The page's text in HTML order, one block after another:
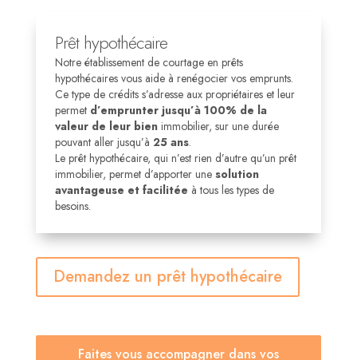
Prêt hypothécaire
Notre établissement de courtage en prêts
hypothécaires vous aide à renégocier vos emprunts.
Ce type de crédits s’adresse aux propriétaires et leur
permet d’emprunter jusqu’à 100% de la
valeur de leur bienimmobilier, sur une durée
pouvant aller jusqu’à 25 ans.
Le prêt hypothécaire, qui n’est rien d’autre qu’un prêt
immobilier, permet d’apporter une solution
avantageuse et facilitée à tous les types de
besoins.
Demandez un prêt hypothécaire
Faites vous accompagner dans vos